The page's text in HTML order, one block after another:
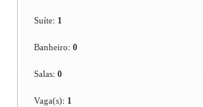
Suíte: 1
Banheiro:0
Salas:0
Vaga(s): 1